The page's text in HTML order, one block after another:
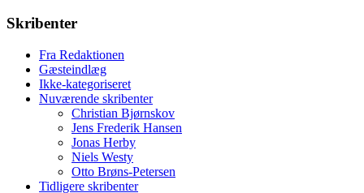
Skribenter
Fra Redaktionen
Gæsteindlæg
Ikke-kategoriseret
Nuværende skribenter
Christian Bjørnskov
Jens Frederik Hansen
Jonas Herby
Niels Westy
Otto Brøns-Petersen
Tidligere skribenter